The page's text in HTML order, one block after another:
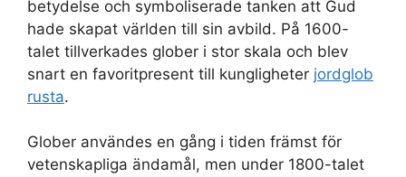
betydelse och symboliserade tanken att Gud
hade skapat världen till sin avbild. På 1600-
talet tillverkades glober i stor skala och blev
snart en favoritpresent till kungligheter jordglob
rusta.
Glober användes en gång i tiden främst för
vetenskapliga ändamål, men under 1800-talet